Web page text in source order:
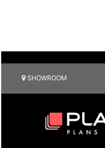
SHOWROOM